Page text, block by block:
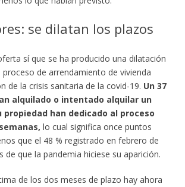
se dilatan los plazos
sí que se ha producido una dilatación
proceso de arrendamiento de vivienda
de la crisis sanitaria de la covid-19. Un 37
alquilado o intentado alquilar un
propiedad han dedicado al proceso
lo cual significa once puntos
que el 48 % registrado en febrero de
de que la pandemia hiciese su aparición.
de los dos meses de plazo hay ahora